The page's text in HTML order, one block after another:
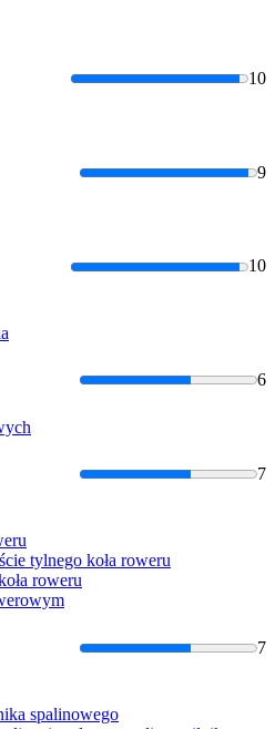
10
9
10
6
7
tylnego koła roweru
roweru
7
spalinowego